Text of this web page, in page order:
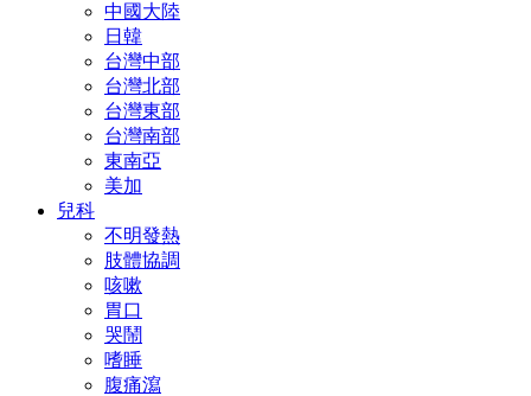
中國大陸
日韓
台灣中部
台灣北部
台灣東部
台灣南部
東南亞
美加
兒科
不明發熱
肢體協調
咳嗽
胃口
哭鬧
嗜睡
腹痛瀉